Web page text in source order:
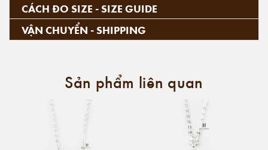
CÁCH ĐO SIZE - SIZE GUIDE
VẬN CHUYỂN - SHIPPING
Sản phẩm liên quan